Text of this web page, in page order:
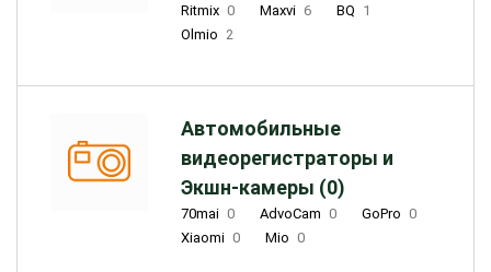
Ritmix 0 Maxvi 6 BQ 1
Olmio 2
Автомобильные
видеорегистраторы и
Экшн-камеры (0)
70mai 0 AdvoCam 0 GoPro 0
Xiaomi 0 Mio 0